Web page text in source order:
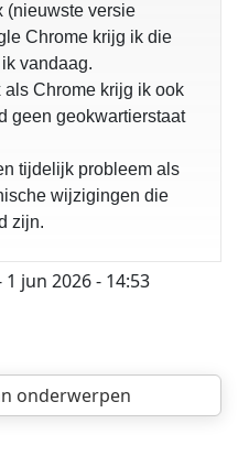
(nieuwste versie
Chrome krijg ik die
vandaag.
als Chrome krijg ik ook
geen geokwartierstaat
tijdelijk probleem als
wijzigingen die
zijn.
1 jun 2026 - 14:53
onderwerpen